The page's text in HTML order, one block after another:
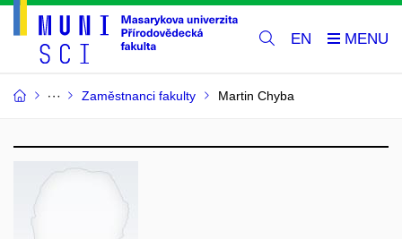
EN
Zaměstnanci fakulty Martin Chyba